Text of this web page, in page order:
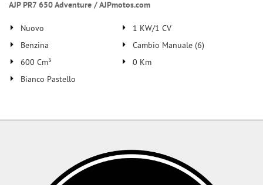
AJP PR7 650 Adventure / AJPmotos.com
Nuovo
1 KW/1 CV
Benzina
Cambio Manuale (6)
600 Cm³
0 Km
Bianco Pastello